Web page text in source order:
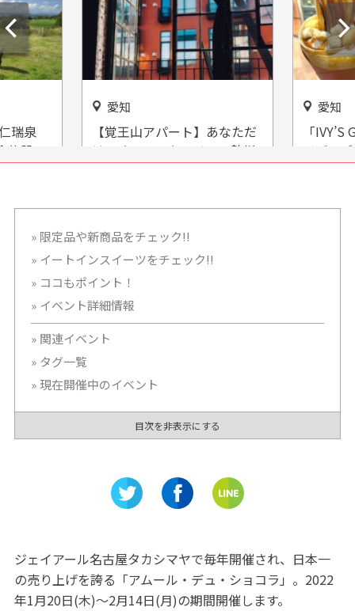
あなただ
テム勢揃
愛知
「IVY’S GELATO&COFFEE(ア
イビーズ ジェラート&コーヒ
ー)」イオンモール Nagoya
ン！
【
の
る
限定品や新商品をチェック!!
イートインスイーツをチェック!!
ココもポイント！
イベント詳細情報
関連イベント
タグ一覧
現在開催中のイベント
目次を非表示にする
ジェイアール名古屋タカシマヤで毎年開催され、日本一
の売り上げを誇る「アムール・デュ・ショコラ」。2022
年1月20日(木)～2月14日(月)の期間開催します。